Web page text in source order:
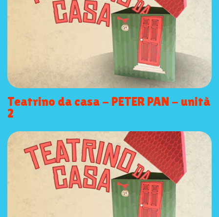
Teatrino da casa - PETER PAN - unità
2